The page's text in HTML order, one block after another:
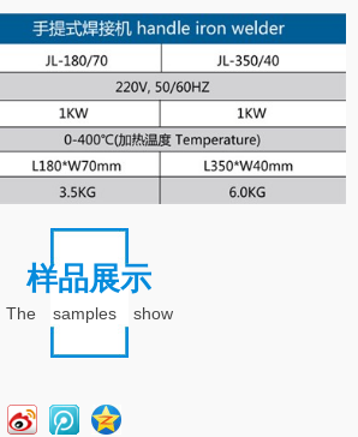
样品展示
The samples show